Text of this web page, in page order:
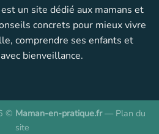
un site dédié aux mamans et
concrets pour mieux vivre
comprendre ses enfants et
bienveillance.
© Maman-en-pratique.fr— Plan du
site